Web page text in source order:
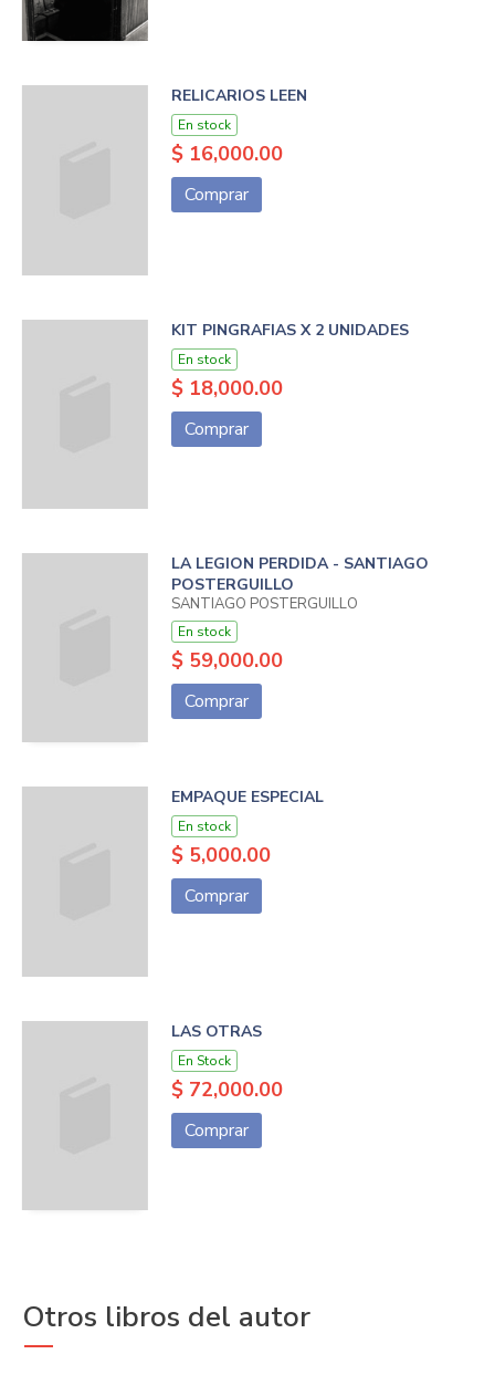
RELICARIOS LEEN
En stock
$ 16,000.00
Comprar
KIT PINGRAFIAS X 2 UNIDADES
En stock
$ 18,000.00
Comprar
LA LEGION PERDIDA - SANTIAGO
POSTERGUILLO
SANTIAGO POSTERGUILLO
En stock
$ 59,000.00
Comprar
EMPAQUE ESPECIAL
En stock
$ 5,000.00
Comprar
LAS OTRAS
En Stock
$ 72,000.00
Comprar
Otros libros del autor